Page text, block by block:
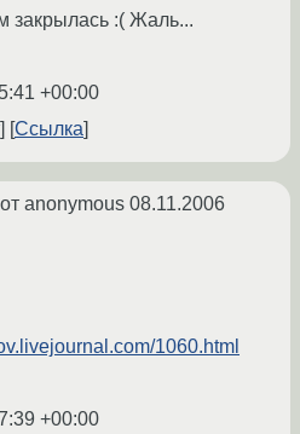
закрылась :( Жаль...
+00:00
Ссылка
от anonymous 08.11.2006
1060.html
+00:00